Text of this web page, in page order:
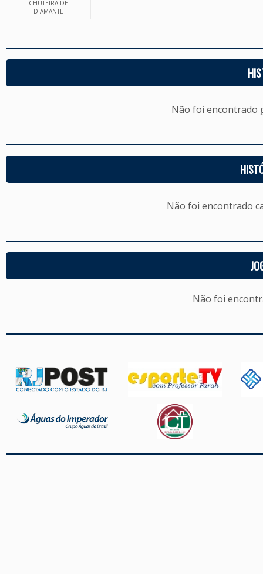
CHUTEIRA DE
DIAMANTE
Não foi encontrado
Não foi encontrado
Não foi